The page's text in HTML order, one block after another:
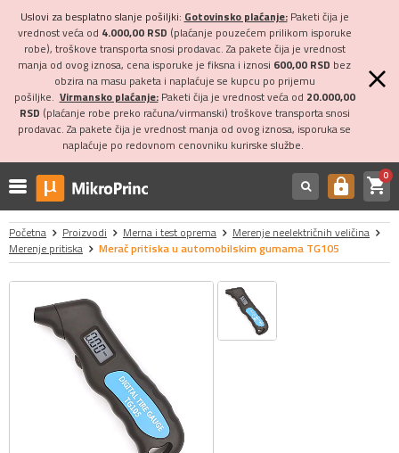
Uslovi za besplatno slanje pošiljki: Gotovinsko plaćanje:Paketi čija je
vrednost veća od 4.000,00 RSD (plaćanje pouzećem prilikom isporuke
robe), troškove transporta snosi prodavac. Za pakete čija je vrednost
manja od ovog iznosa, cena isporuke je fiksna i iznosi 600,00 RSD bez
obzira na masu paketa i naplaćuje se kupcu po prijemu
pošiljke. Virmansko plaćanje:Paketi čija je vrednost veća od 20.000,00
RSD (plaćanje robe preko računa/virmanski) troškove transporta snosi
prodavac. Za pakete čija je vrednost manja od ovog iznosa, isporuka se
naplaćuje po redovnom cenovniku kurirske službe.
https shopping_cart0
Početna Proizvodi Merna i test oprema
Merenje neelektričnih veličina
Merenje pritiska
Merač pritiska u automobilskim gumama TG105